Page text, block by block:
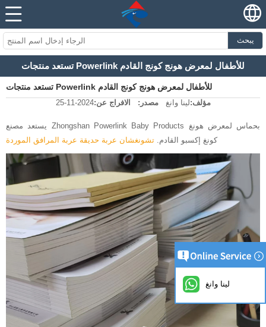
يبحث
تستعد منتجات Powerlink للأطفال لمعرض هونج كونج القادم
تستعد منتجات Powerlink للأطفال لمعرض هونج كونج القادم
مؤلف:لينا وانغ مصدر: الافراج عن:2024-11-25
يستعد مصنع Zhongshan Powerlink Baby Products بحماس لمعرض هونغ
كونغ إكسبو القادم. تشونغشان عربة حديقة عربة المرافق الموردة
لينا وانغ